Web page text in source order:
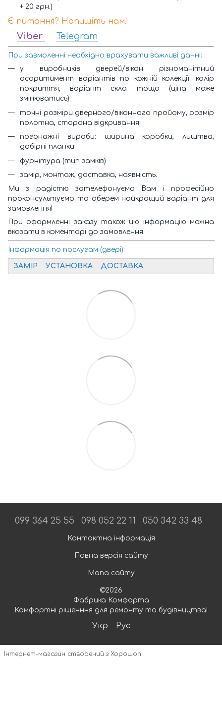
+ 20 грн.)
Є питання? Напишіть нам!
Viber Telegram
При завмоленні необхідно врахувати важливі данні:
у виробників дверей/вікон різноманітний
асоритимент варіантів по кожній колекції: колір
покриття, варіант скла тощо (ціна може
змінюватись).
точні розміри дверного/віконного пройому, розмір
полотна, сторона відкривання
погонажні вироби: ширина коробки, лиштва,
добірні планки
фурнітура (тип замків)
замір, монтаж, доставка, наявність.
Ми з радістю зателефонуємо Вам і професійно
проконсультуємо та оберем найкращий варіант для
замовлення!
При оформленні заказу також цю інформацію можна
вказати в коментарі до замовлення.
Інформація по послугам (двері):
ЗАМІР УСТАНОВКА ДОСТАВКА
099 364 25 55 098 052 22 11 050 342 33 48
Контактна інформація
Повна версія сайту
Мапа сайту
©2026
Фабрика Комфорта
Комфортні рішенння для ремонту та будівництва!
Укр Рус
Інтернет-магазин створений з Хорошоп